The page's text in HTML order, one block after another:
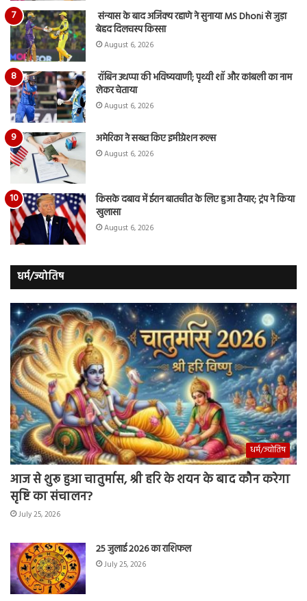
संन्यास के बाद अजिंक्‍य रहाणे ने सुनाया MS Dhoni से जुड़ा
बेहद दिलचस्प किस्सा
August 6, 2026
रॉबिन उथप्पा की भविष्यवाणी; पृथ्वी शॉ और कांबली का नाम
लेकर चेताया
August 6, 2026
अमेरिका ने सख्त किए इमीग्रेशन रूल्स
August 6, 2026
किसके दबाव में ईरान बातचीत के लिए हुआ तैयार; ट्रंप ने किया
खुलासा
August 6, 2026
धर्म/ज्योतिष
धर्म/ज्योतिष
आज से शुरू हुआ चातुर्मास, श्री हरि के शयन के बाद कौन करेगा
सृष्टि का संचालन?
July 25, 2026
25 जुलाई 2026 का राशिफल
July 25, 2026